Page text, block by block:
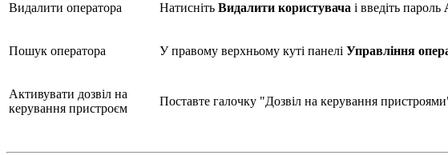
Видалити оператора Натисніть Видалити користувача і введіть пароль
Пошук оператора У правому верхньому куті панелі Управління
Активувати дозвіл на
керування пристроєм
Поставте галочку "Дозвіл на керування